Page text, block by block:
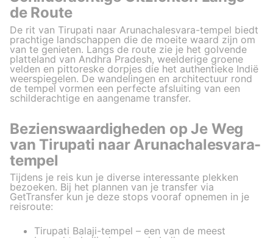
de Route
De rit van Tirupati naar Arunachalesvara-tempel biedt
prachtige landschappen die de moeite waard zijn om
van te genieten. Langs de route zie je het golvende
platteland van Andhra Pradesh, weelderige groene
velden en pittoreske dorpjes die het authentieke Indië
weerspiegelen. De wandelingen en architectuur rond
de tempel vormen een perfecte afsluiting van een
schilderachtige en aangename transfer.
Bezienswaardigheden op Je Weg
van Tirupati naar Arunachalesvara-
tempel
Tijdens je reis kun je diverse interessante plekken
bezoeken. Bij het plannen van je transfer via
GetTransfer kun je deze stops vooraf opnemen in je
reisroute:
Tirupati Balaji-tempel – een van de meest